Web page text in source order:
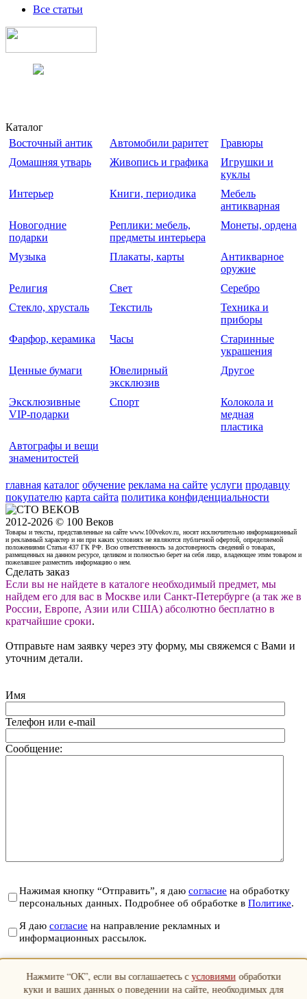
Все статьи
Каталог
Восточный антик
Автомобили раритет
Гравюры
Домашняя утварь
Живопись и графика
Игрушки и
куклы
Интерьер
Книги, периодика
Мебель
антикварная
Новогодние
подарки
Реплики: мебель,
предметы интерьера
Монеты, ордена
Музыка Плакаты, карты
Антикварное
оружие
Религия
Свет
Серебро
Стекло, хрусталь
Текстиль
Техника и
приборы
Фарфор, керамика
Часы
Старинные
украшения
Ценные бумаги
Ювелирный
эксклюзив
Другое
Эксклюзивные
VIP-подарки
Спорт
Колокола и
медная
пластика
Автографы и вещи
знаменитостей
главная каталог обучение реклама на сайте услуги продавцу
покупателю карта сайта политика конфиденциальности
2012-2026 © 100 Веков
Товары и тексты, представленные на сайте www.100vekov.ru, носят исключительно информационный
и рекламный характер и ни при каких условиях не являются публичной офертой, определяемой
положениями Статьи 437 ГК РФ. Всю ответственность за достоверность сведений о товарах,
размещенных на данном ресурсе, целиком и полностью берет на себя лицо, владеющее этим товаром и
пожелавшее разместить информацию о нем.
Сделать заказ
Если вы не найдете в каталоге необходимый предмет, мы
найдем его для вас в Москве или Санкт-Петербурге (а так же в
России, Европе, Азии или США) абсолютно бесплатно в
кратчайшие сроки.
Отправьте нам заявку через эту форму, мы свяжемся с Вами и
уточним детали.
Имя
Телефон или e-mail
Сообщение:
Нажимая кнопку “Отправить”, я даю согласие на обработку
персональных данных. Подробнее об обработке в Политике.
Я даю согласие на направление рекламных и
информационных рассылок.
Отправить
Закрыть
Нажмите “ОК”, если вы соглашаетесь сусловиями обработки
куки и ваших данных о поведении на сайте, необходимых для